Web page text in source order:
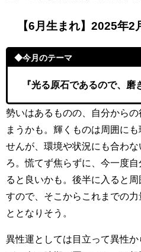
【6月生まれ】2025年2
◆今月のテーマ
『光る原石であるので、磨
勢いはあるものの、自分から
まうかも。輝くものは周囲に
せんが、環境や状況にも合わ
ろ。慌てず焦らずに、今一度
ると良いかも。後半に入ると
すので、そこからこれまでの
ととなりそう。
異性運としては目立って異性